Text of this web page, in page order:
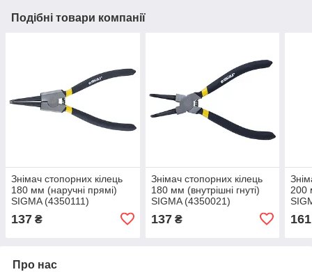
Подібні товари компанії
Знімач стопорних кілець
180 мм (наручні прямі)
SIGMA (4350111)
137 ₴
Знімач стопорних кілець
180 мм (внутрішні гнуті)
SIGMA (4350021)
137₴
200
161
Про нас